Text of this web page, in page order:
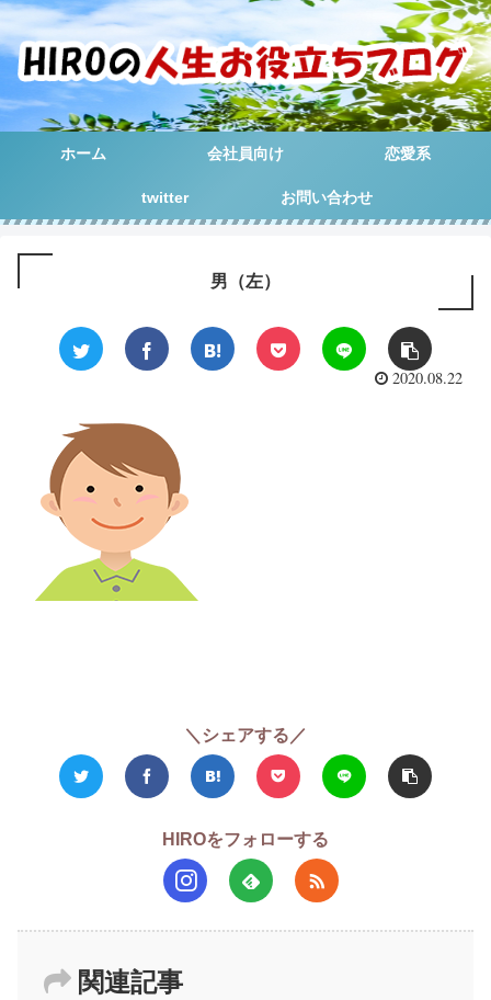
ホーム 会社員向け 恋愛系
twitter お問い合わせ
男（左）
2020.08.22
＼シェアする／
HIROをフォローする
関連記事